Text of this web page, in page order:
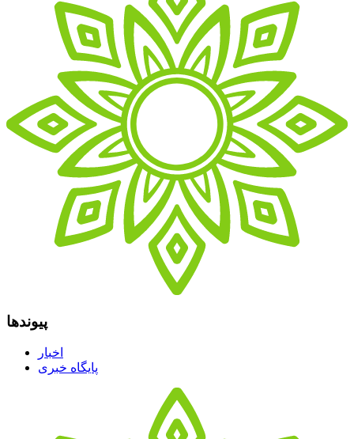
پیوندها
اخبار
پایگاه خبری